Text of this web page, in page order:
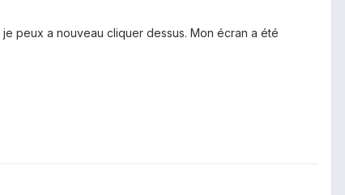
peux a nouveau cliquer dessus. Mon écran a été